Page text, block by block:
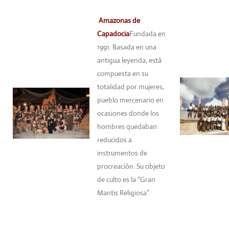
Amazonas de
CapadociaFundada en
1991. Basada en una
antigua leyenda, está
compuesta en su
totalidad por mujeres,
pueblo mercenario en
ocasiones donde los
hombres quedaban
reducidos a
instrumentos de
procreación. Su objeto
de culto es la “Gran
Mantis Religiosa”.